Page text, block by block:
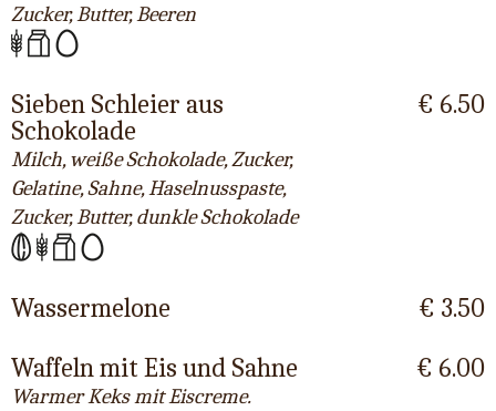
Zucker, Butter, Beeren
Sieben Schleier aus
Schokolade
Milch, weiße Schokolade, Zucker,
Gelatine, Sahne, Haselnusspaste,
Zucker, Butter, dunkle Schokolade
€ 6.50
Wassermelone
€ 3.50
Waffeln mit Eis und Sahne
Warmer Keks mit Eiscreme.
€ 6.00